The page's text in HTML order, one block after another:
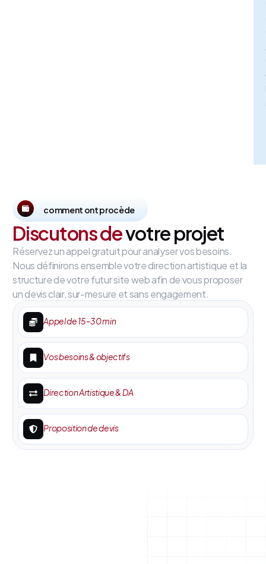
comment ont procède
Discutons devotre projet
Réservez un appel gratuit pour analyser vos besoins.
Nous définirons ensemble votre direction artistique et la
structure de votre futur site web afin de vous proposer
un devis clair, sur-mesure et sans engagement.
Appel de 15–30 min
Vos besoins & objectifs
Direction Artistique & DA
Proposition de devis